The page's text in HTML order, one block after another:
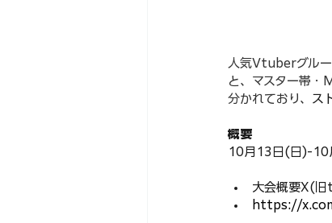
人気Vtuberグル
と、マスター帯・
分かれており、 ス
概要
10月13日(日)-10
大会概要X(
https://